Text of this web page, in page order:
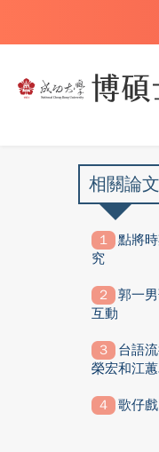
相關論文
點將
究
郭一
互動
台語
榮宏和江
歌仔